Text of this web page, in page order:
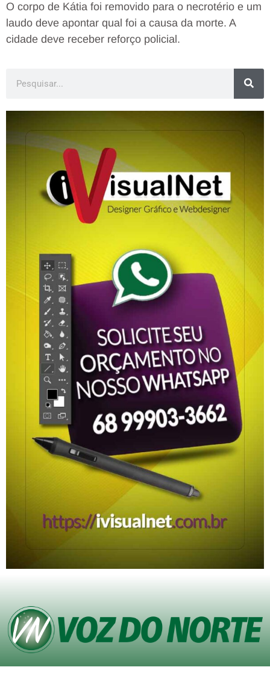
O corpo de Kátia foi removido para o necrotério e um
laudo deve apontar qual foi a causa da morte. A
cidade deve receber reforço policial.